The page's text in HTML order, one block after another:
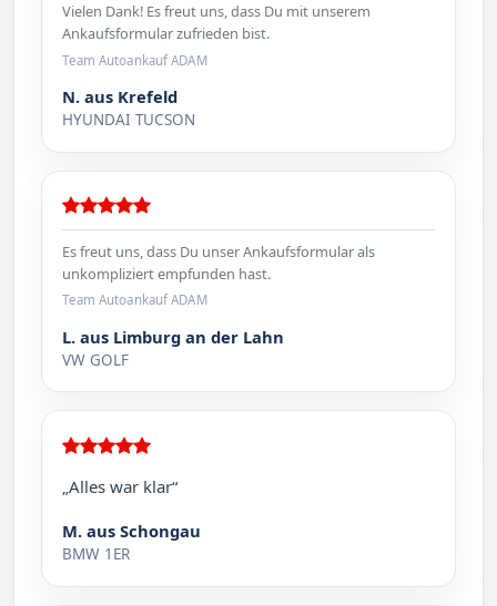
Vielen Dank! Es freut uns, dass Du mit unserem
Ankaufsformular zufrieden bist.
Team Autoankauf ADAM
N. aus Krefeld
HYUNDAI TUCSON
Es freut uns, dass Du unser Ankaufsformular als
unkompliziert empfunden hast.
Team Autoankauf ADAM
L. aus Limburg an der Lahn
VW GOLF
„Alles war klar“
M. aus Schongau
BMW 1ER